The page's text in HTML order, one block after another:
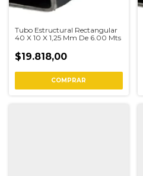
Tubo Estructural Rectangular
40 X 10 X 1,25 Mm De 6.00 Mts
$19.818,00
COMPRAR